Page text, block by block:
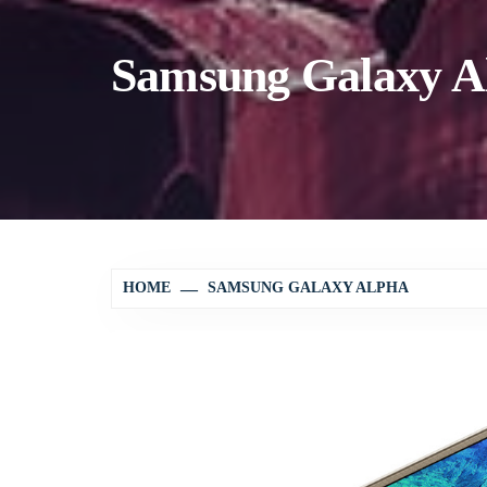
Samsung Galaxy
HOME SAMSUNG GALAXY ALPHA